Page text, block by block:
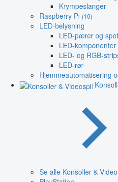
Krympeslanger
Raspberry Pi (10)
LED-belysning
LED-pærer og
LED-
LED- og RGB-
LED-rør
Hjemmeautomatisering
Se alle Konsoller &